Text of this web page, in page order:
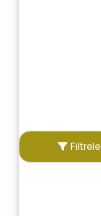
Filtrele